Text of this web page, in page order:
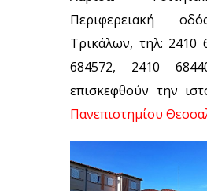
Περιφερειακή
Τρικάλων, τηλ: 2410
684572, 2410
επισκεφθούν την
Πανεπιστημίου